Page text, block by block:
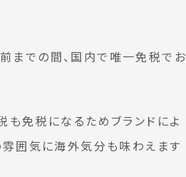
での間、国内で唯一免税でお
も免税になるためブランドによ
囲気に海外気分も味わえます